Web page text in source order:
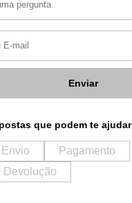
Enviar
que podem te ajudar
Envio
Pagamento
Devolução